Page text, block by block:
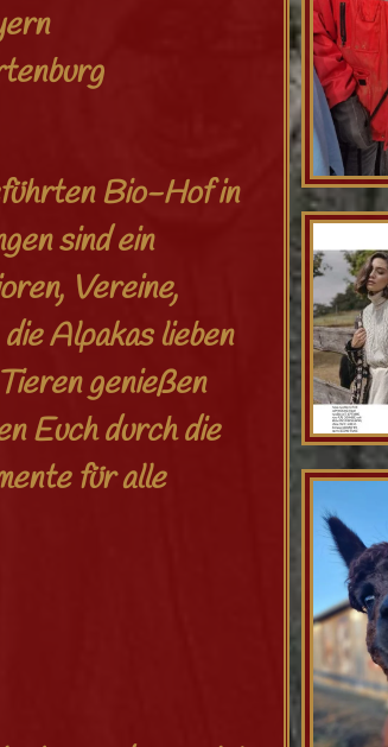
Bio-Hof in
sind ein
Vereine,
Alpakas lieben
genießen
Euch durch die
für alle